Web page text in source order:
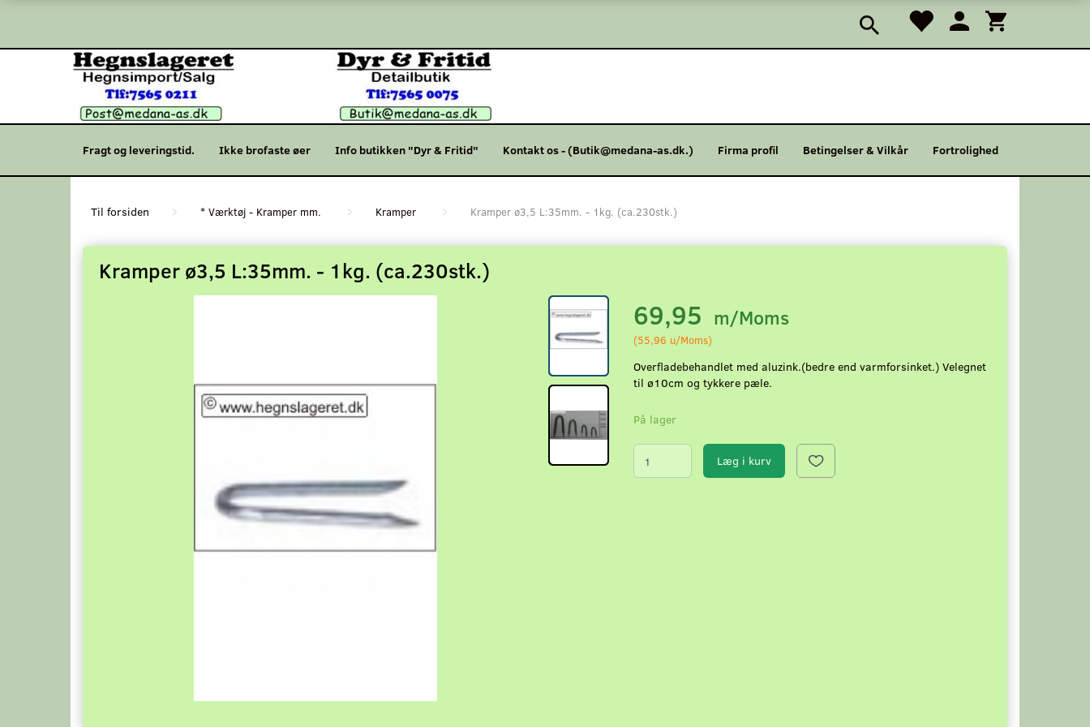
Fragt og leveringstid. Ikke brofaste øer Info butikken "Dyr & Fritid" Kontakt os - (Butik@medana-as.dk.) Firma profil Betingelser & Vilkår Fortrolighed
* Værktøj - Kramper mm. Kramper Kramper ø3,5 L:35mm. - 1kg. (ca.230stk.)
Kramper ø3,5 L:35mm. - 1kg. (ca.230stk.)
69,95 m/Moms
(55,96 u/Moms)
Overfladebehandlet med aluzink.(bedre end varmforsinket.) Velegnet
til ø10cm og tykkere pæle.
På lager
Læg i kurv